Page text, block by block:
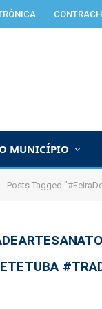
O MUNICÍPIO
Posts Tagged